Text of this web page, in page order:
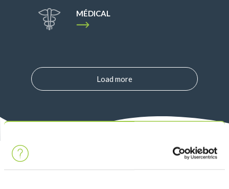
MÉDICAL
Load more
APPROCHE DURABLE
par l'innovation durable